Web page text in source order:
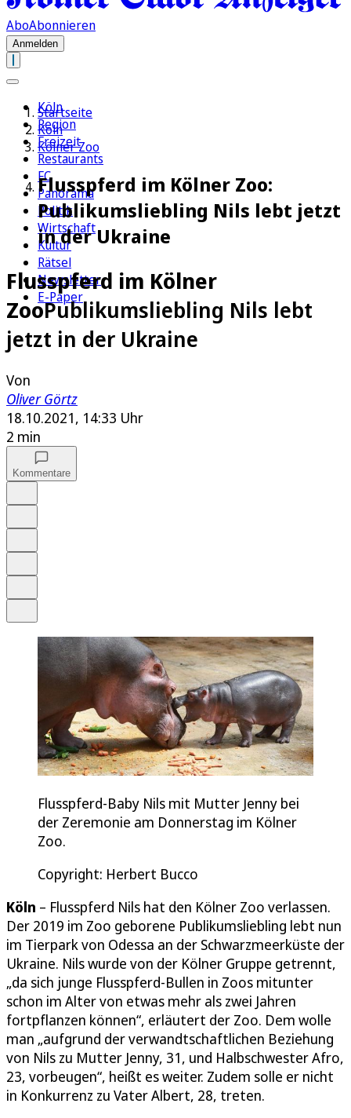
AboAbonnieren
Anmelden
Köln
Region
Freizeit
Restaurants
FC
Panorama
Politik
Wirtschaft
Kultur
Rätsel
Newsletter
E-Paper
Startseite
Köln
Kölner Zoo
Flusspferd im Kölner Zoo:
Publikumsliebling Nils lebt jetzt
in der Ukraine
Flusspferd im Kölner
ZooPublikumsliebling Nils lebt
jetzt in der Ukraine
Von
Oliver Görtz
18.10.2021, 14:33 Uhr
2 min
Kommentare
Flusspferd-Baby Nils mit Mutter Jenny bei
der Zeremonie am Donnerstag im Kölner
Zoo.
Copyright: Herbert Bucco
Köln – Flusspferd Nils hat den Kölner Zoo verlassen.
Der 2019 im Zoo geborene Publikumsliebling lebt nun
im Tierpark von Odessa an der Schwarzmeerküste der
Ukraine. Nils wurde von der Kölner Gruppe getrennt,
„da sich junge Flusspferd-Bullen in Zoos mitunter
schon im Alter von etwas mehr als zwei Jahren
fortpflanzen können“, erläutert der Zoo. Dem wolle
man „aufgrund der verwandtschaftlichen Beziehung
von Nils zu Mutter Jenny, 31, und Halbschwester Afro,
23, vorbeugen“, heißt es weiter. Zudem solle er nicht
in Konkurrenz zu Vater Albert, 28, treten.